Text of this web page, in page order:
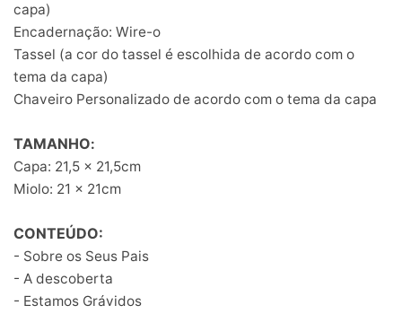
capa)
Encadernação: Wire-o
Tassel (a cor do tassel é escolhida de acordo com o
tema da capa)
Chaveiro Personalizado de acordo com o tema da capa
TAMANHO:
Capa: 21,5 x 21,5cm
Miolo: 21 x 21cm
CONTEÚDO:
- Sobre os Seus Pais
- A descoberta
- Estamos Grávidos